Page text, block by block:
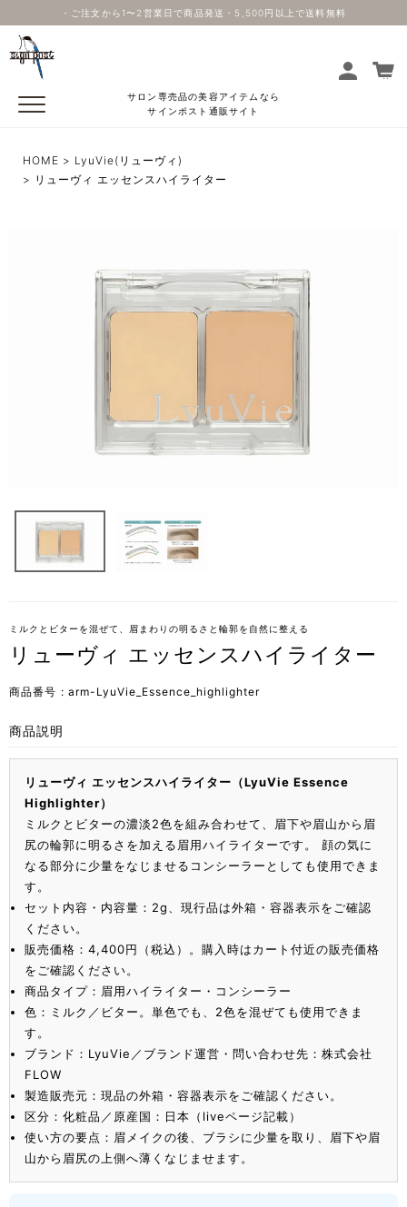
・ご注文から1〜2営業日で商品発送・5,500円以上で送料無料
サロン専売品の美容アイテムなら
サインポスト通販サイト
HOME
LyuVie(リューヴィ)
リューヴィ エッセンスハイライター
ミルクとビターを混ぜて、眉まわりの明るさと輪郭を自然に整える
リューヴィ エッセンスハイライター
商品番号 arm-LyuVie_Essence_highlighter
商品説明
リューヴィ エッセンスハイライター（LyuVie Essence
Highlighter）
ミルクとビターの濃淡2色を組み合わせて、眉下や眉山から眉
尻の輪郭に明るさを加える眉用ハイライターです。 顔の気に
なる部分に少量をなじませるコンシーラーとしても使用できま
す。
セット内容・内容量：2g、現行品は外箱・容器表示をご確認
ください。
販売価格：4,400円（税込）。購入時はカート付近の販売価格
をご確認ください。
商品タイプ：眉用ハイライター・コンシーラー
色：ミルク／ビター。単色でも、2色を混ぜても使用できま
す。
ブランド：LyuVie／ブランド運営・問い合わせ先：株式会社
FLOW
製造販売元：現品の外箱・容器表示をご確認ください。
区分：化粧品／原産国：日本（liveページ記載）
使い方の要点：眉メイクの後、ブラシに少量を取り、眉下や眉
山から眉尻の上側へ薄くなじませます。